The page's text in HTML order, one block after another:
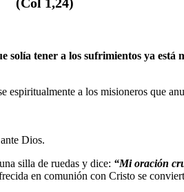
solía tener a los sufrimientos ya está
espiritualmente a los misioneros que
Dios.
silla de ruedas y dice: “Mi oración
en comunión con Cristo se